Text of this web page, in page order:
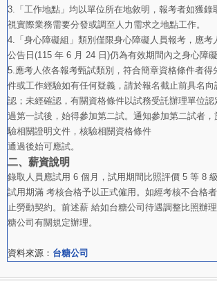
3.「工作地點」均以單位所在地敘明，報考者如獲錄
視實際業務需要分發或調至人力需求之地點工作。
4.「身心障礙組」類別僅限身心障礙人員報考，應考
公告日(115 年 6 月 24 日)仍為有效期間內之身心障礙
5.應考人依各報考甄試類別，符合簡章資格條件者得
件或工作經驗如有任何疑義，請於報名截止前具名
認；未經確認，有關資格條件以試務受託辦理單位
過第一試後，始得參加第二試。通知參加第二試者
驗相關證明文件，核驗相關資格條件
通過後始可應試。
二、 薪資說明
錄取人員應試用 6 個月，試用期間比照評價 5 等 8
試用期滿 考核合格予以正式僱用。如經考核不合格
止勞動契約。前述薪 給如台糖公司待遇調整比照辦
糖公司有關規定辦理。
資料來源： 台糖公司